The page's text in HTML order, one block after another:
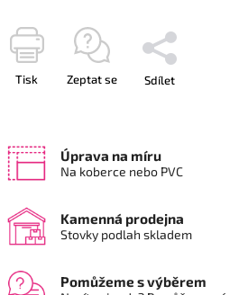
Tisk Zeptat se Sdílet
Úprava na míru
Na koberce nebo PVC
Kamenná prodejna
Stovky podlah skladem
Pomůžeme s výběrem